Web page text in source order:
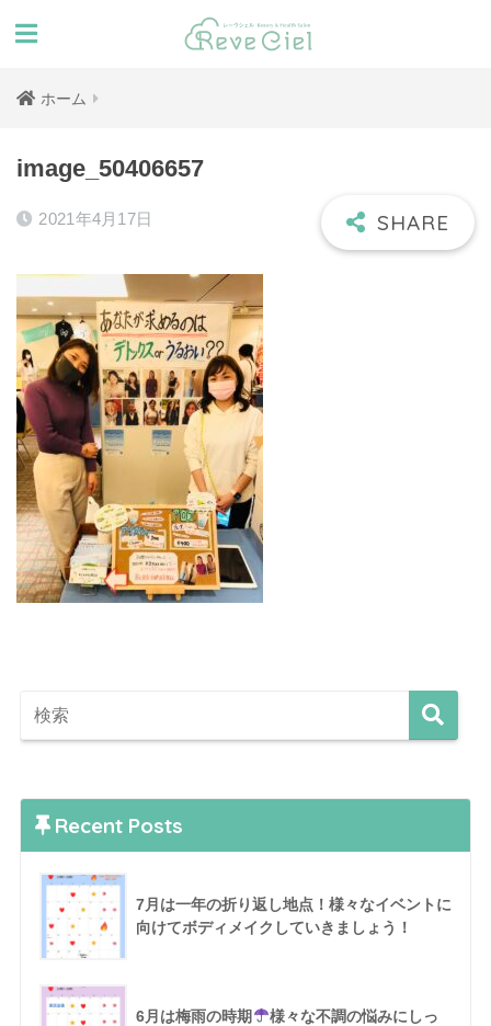
ホーム
image_50406657
2021年4月17日
Recent Posts
7月は一年の折り返し地点！様々なイベントに
向けてボディメイクしていきましょう！
6月は梅雨の時期
様々な不調の悩みにしっ